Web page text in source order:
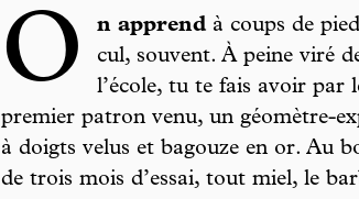
O n apprend à coups de
cul, souvent. À peine viré
l’école, tu te fais avoir par
premier patron venu, un géomètre-
à doigts velus et bagouze en or. Au
de trois mois d’essai, tout miel, le